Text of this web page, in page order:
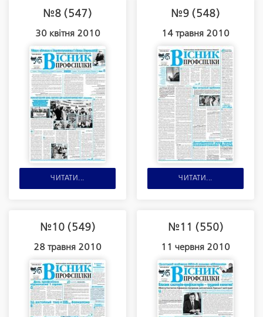
№8 (547)
30 квітня 2010
ЧИТАТИ...
№9 (548)
14 травня 2010
ЧИТАТИ...
№10 (549)
28 травня 2010
№11 (550)
11 червня 2010